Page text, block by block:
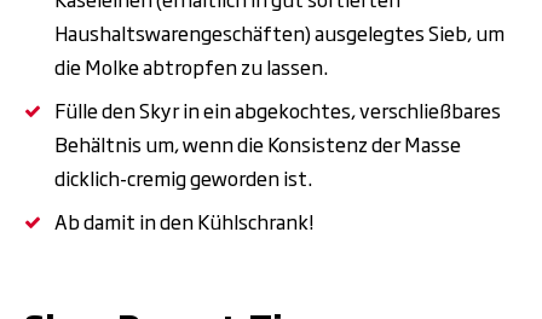
Haushaltswarengeschäften) ausgelegtes Sieb, um
die Molke abtropfen zu lassen.
Fülle den Skyr in ein abgekochtes, verschließbares
Behältnis um, wenn die Konsistenz der Masse
dicklich-cremig geworden ist.
Ab damit in den Kühlschrank!